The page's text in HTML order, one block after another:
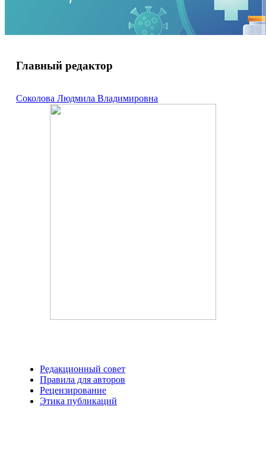
Главный редактор
Соколова Людмила Владимировна
Редакционный совет
Правила для авторов
Рецензирование
Этика публикаций